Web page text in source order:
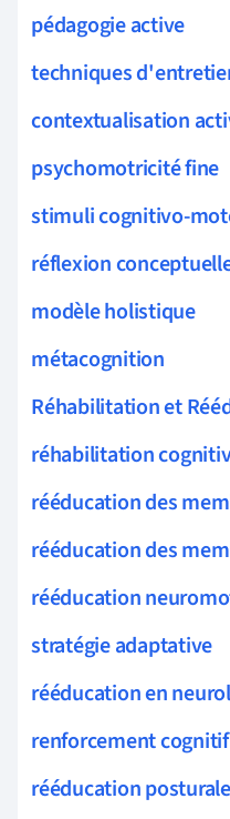
pédagogie active
techniques
contextualisation
psychomotricité fine
stimuli cognitivo-
réflexion
modèle holistique
métacognition
Réhabilitation et
réhabilitation
rééducation des
rééducation des
rééducation
stratégie adaptative
rééducation en
renforcement cognitif
rééducation posturale